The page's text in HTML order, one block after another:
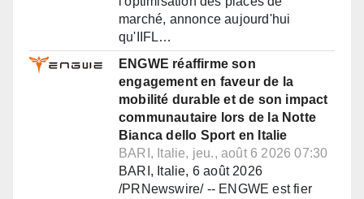
marché, annonce aujourd'hui
qu'IIFL…
ENGWE réaffirme son
engagement en faveur de la
mobilité durable et de son impact
communautaire lors de la Notte
Bianca dello Sport en Italie
BARI, Italie, jeu., août 6 2026 07:30
BARI, Italie, 6 août 2026
/PRNewswire/ -- ENGWE est fier